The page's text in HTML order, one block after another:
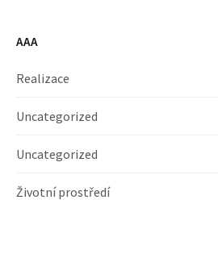
AAA
Realizace
Uncategorized
Uncategorized
Životní prostředí